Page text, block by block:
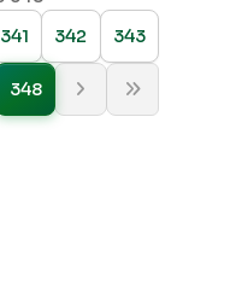
341 342 343
348